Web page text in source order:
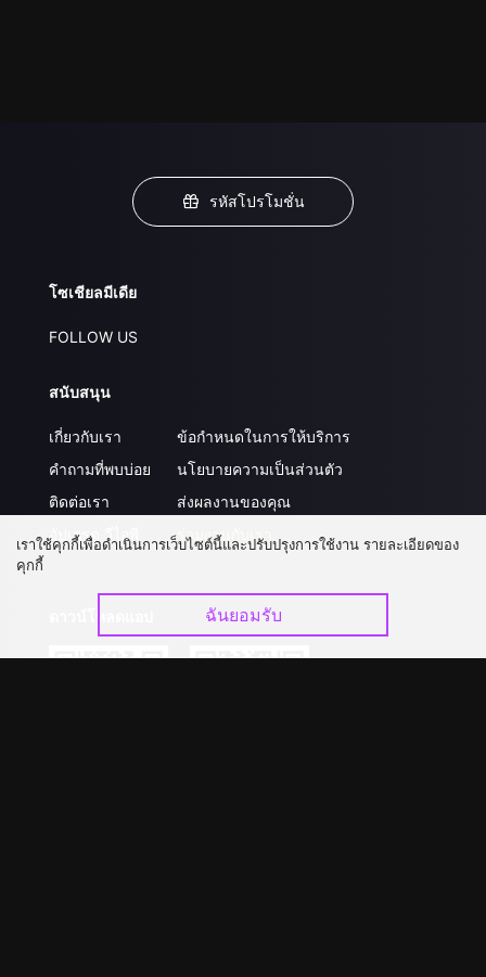
รหัสโปรโมชั่น
โซเชียลมีเดีย
FOLLOW US
สนับสนุน
เกี่ยวกับเรา
คำถามที่พบบ่อย
ติดต่อเรา
อัปเกรด วีไอพี
ข้อกำหนดในการให้บริการ
นโยบายความเป็นส่วนตัว
ส่งผลงานของคุณ
ร่วมงานกับเรา
เราใช้คุกกี้เพื่อดำเนินการเว็บไซต์นี้และปรับปรุงการใช้งาน รายละเอียดของ
คุกกี้
ฉันยอมรับ